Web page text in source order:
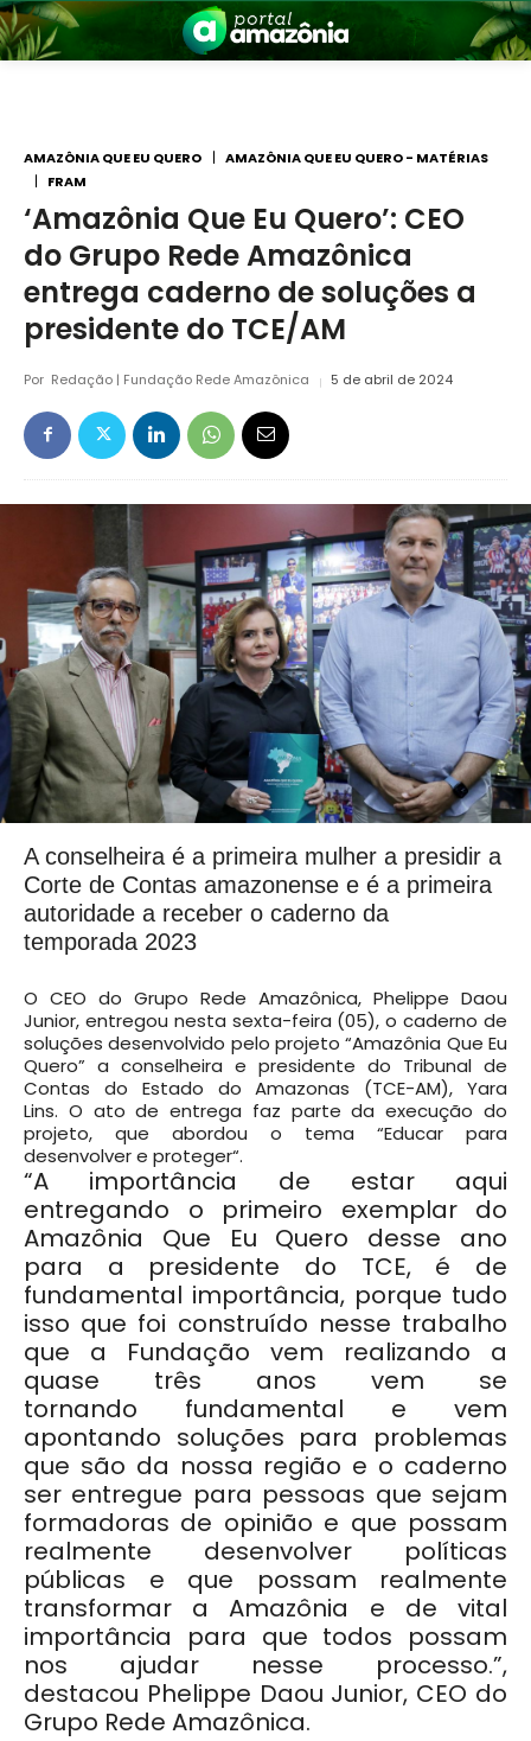
Amazônia
AMAZÔNIA QUE EU QUERO
AMAZÔNIA QUE EU QUERO - MATÉRIAS
FRAM
‘Amazônia Que Eu Quero’: CEO
do Grupo Rede Amazônica
entrega caderno de soluções a
presidente do TCE/AM
Por Redação | Fundação Rede Amazônica 5 de abril de 2024
A conselheira é a primeira mulher a presidir a
Corte de Contas amazonense e é a primeira
autoridade a receber o caderno da
temporada 2023
O CEO do Grupo Rede Amazônica, Phelippe Daou
Junior, entregou nesta sexta-feira (05), o caderno de
soluções desenvolvido pelo projeto “Amazônia Que Eu
Quero” a conselheira e presidente do Tribunal de
Contas do Estado do Amazonas (TCE-AM), Yara
Lins. O ato de entrega faz parte da execução do
projeto, que abordou o tema “Educar para
desenvolver e proteger“.
“A importância de estar aqui
entregando o primeiro exemplar do
Amazônia Que Eu Quero desse ano
para a presidente do TCE, é de
fundamental importância, porque tudo
isso que foi construído nesse trabalho
que a Fundação vem realizando a
quase três anos vem se
tornando fundamental e vem
apontando soluções para problemas
que são da nossa região e o caderno
ser entregue para pessoas que sejam
formadoras de opinião e que possam
realmente desenvolver políticas
públicas e que possam realmente
transformar a Amazônia e de vital
importância para que todos possam
nos ajudar nesse processo.”,
destacou Phelippe Daou Junior, CEO do
Grupo Rede Amazônica.